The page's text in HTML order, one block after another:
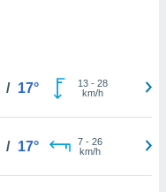
/ 17° 13- 28
km/h
/ 17° 7- 26
km/h